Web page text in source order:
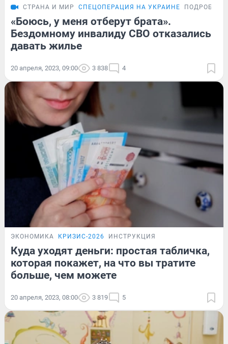
СТРАНА И МИР СПЕЦОПЕРАЦИЯ НА УКРАИНЕ
«Боюсь, у меня отберут брата».
Бездомному инвалиду СВО отказались
давать жилье
20 апреля, 2023, 09:00 3 838 4
ЭКОНОМИКА КРИЗИС-2026 ИНСТРУКЦИЯ
Куда уходят деньги: простая табличка,
которая покажет, на что вы тратите
больше, чем можете
20 апреля, 2023, 08:00 3 819 5